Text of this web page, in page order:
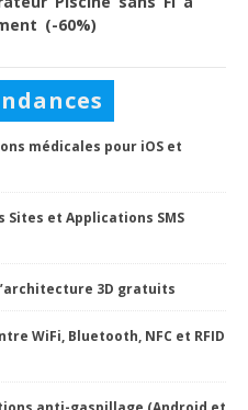
(-60%)
médicales pour iOS et
Sites et Applications SMS
3D gratuits
WiFi, Bluetooth, NFC et RFID